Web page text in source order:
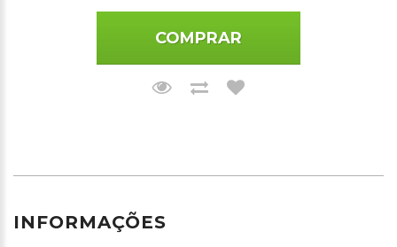
COMPRAR
INFORMAÇÕES